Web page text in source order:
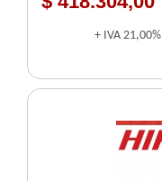
+ IVA 21,00%